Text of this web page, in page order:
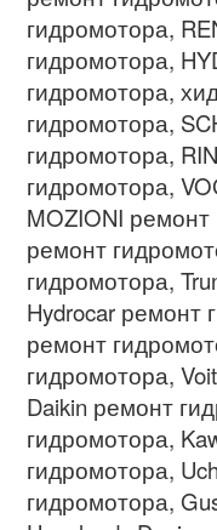
гидромотора,
гидромотора,
гидромотора,
гидромотора,
гидромотора,
гидромотора,
MOZIONI
ремонт
гидромотора,
Hydrocar ремонт
ремонт
гидромотора,
Daikin ремонт
гидромотора,
гидромотора,
гидромотора,